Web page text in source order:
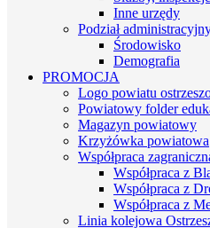
Inne urzędy
Podział
Środowisko
Demografia
PROMOCJA
Logo powiatu
Powiatowy folder
Magazyn powiatowy
Krzyżówka powiatowa
Współpraca
Współpraca z
Współpraca z
Współpraca z
Linia kolejowa